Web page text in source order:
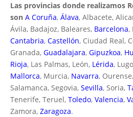
Las provincias donde realizamos
son A Coruña, Álava, Albacete,
Ávila, Badajoz, Baleares, Barcelona,
Cantabria, Castellón, Ciudad Real,
Granada, Guadalajara, Gipuzkoa,
Rioja, Las Palmas, León, Lérida,
Mallorca, Murcia, Navarra, Ourense,
Salamanca, Segovia, Sevilla, Soria,
Tenerife, Teruel, Toledo, Valencia,
Zamora, Zaragoza.